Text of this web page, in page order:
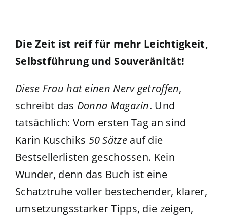
Die Zeit ist reif für mehr Leichtigkeit,
Selbstführung und Souveränität!
Diese Frau hat einen Nerv getroffen,
schreibt das Donna Magazin. Und
tatsächlich: Vom ersten Tag an sind
Karin Kuschiks 50 Sätzeauf die
Bestsellerlisten geschossen. Kein
Wunder, denn das Buch ist eine
Schatztruhe voller bestechender, klarer,
umsetzungsstarker Tipps, die zeigen,